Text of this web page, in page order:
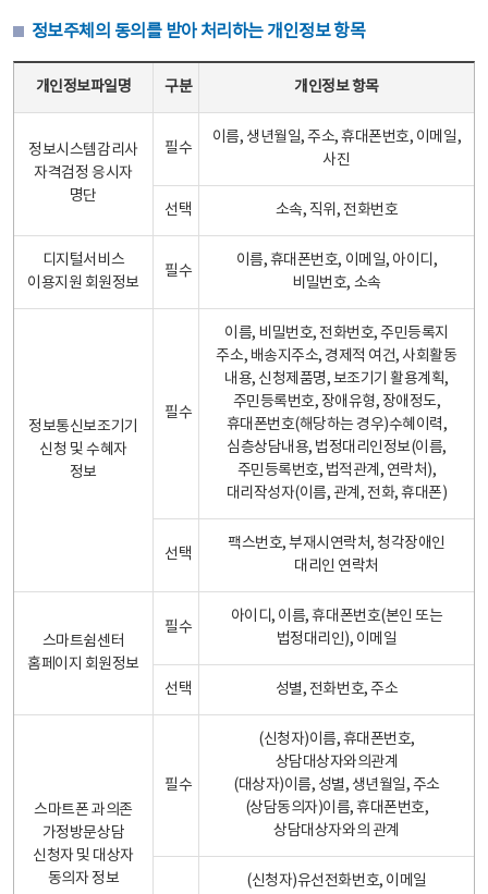
정보주체의 동의를 받아 처리하는 개인정보 항목
개인정보파일명 구분 개인정보 항목
정보시스템감리사
자격검정 응시자
명단
필수
이름, 생년월일, 주소, 휴대폰번호, 이메일,
사진
선택 소속, 직위, 전화번호
디지털서비스
이용지원 회원정보
필수
이름, 휴대폰번호, 이메일, 아이디,
비밀번호, 소속
정보통신보조기기
신청 및 수혜자
정보
필수
이름, 비밀번호, 전화번호, 주민등록지
주소, 배송지주소, 경제적 여건, 사회활동
내용, 신청제품명, 보조기기 활용계획,
주민등록번호, 장애유형, 장애정도,
휴대폰번호(해당하는 경우)수혜이력,
심층상담내용, 법정대리인정보(이름,
주민등록번호, 법적관계, 연락처),
대리작성자(이름, 관계, 전화, 휴대폰)
선택
팩스번호, 부재시연락처, 청각장애인
대리인 연락처
스마트쉼센터
홈페이지 회원정보
필수
아이디, 이름, 휴대폰번호(본인 또는
법정대리인), 이메일
선택 성별, 전화번호, 주소
스마트폰 과의존
가정방문상담
신청자 및 대상자
동의자 정보
필수
(신청자)이름, 휴대폰번호,
상담대상자와의관계
(대상자)이름, 성별, 생년월일, 주소
(상담동의자)이름, 휴대폰번호,
상담대상자와의 관계
(신청자)유선전화번호, 이메일